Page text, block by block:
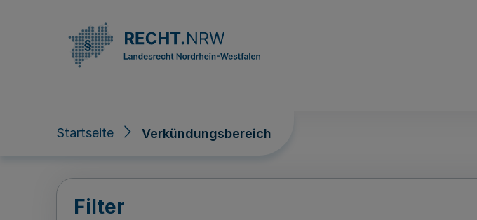
Startseite Verkündungsbereich
Verkündungsbereich
Filter